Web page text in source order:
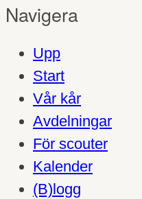
Navigera
Upp
Start
Vår kår
Avdelningar
För scouter
Kalender
(B)logg